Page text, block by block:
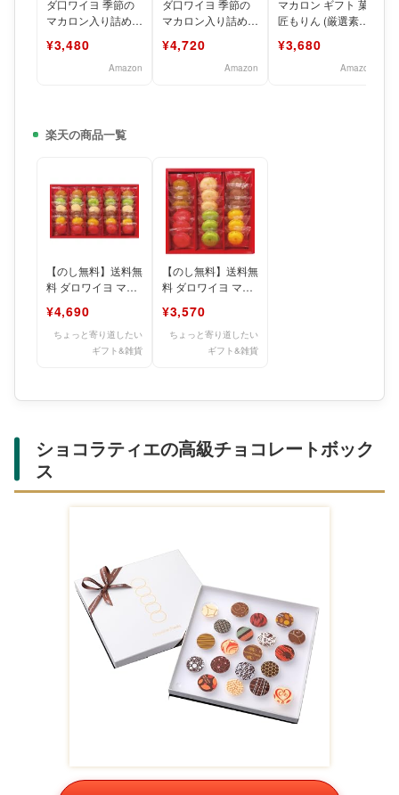
ダ口ワイヨ 季節の
マカロン入り詰め合
スイーツ 手提げ袋
¥3,480
Amazon
ダ口ワイヨ 季節の
マカロン入り詰め合
スイーツ 手提げ袋
¥4,720
Amazon
マカロン ギフト 菓
匠もりん (厳選素材
詰め合わせ) 15個入
¥3,680
Amazon
楽天の商品一覧
【のし無料】送料無
料 ダロワイヨ マカ
枚） MRU30 マカロ
ン
¥4,690
ちょっと寄り道したい
ギフト&雑貨
【のし無料】送料無
料 ダロワイヨ マカ
枚） MRU18 マカロ
ン
¥3,570
ちょっと寄り道したい
ギフト&雑貨
ショコラティエの高級チョコレートボック
ス